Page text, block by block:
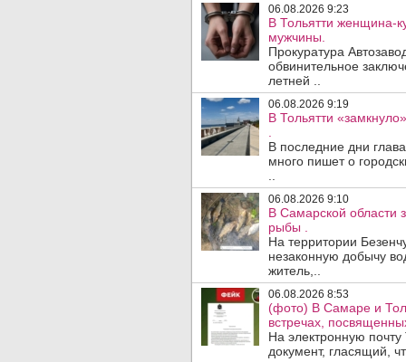
06.08.2026 9:23
В Тольятти женщина-
мужчины.
Прокуратура
обвинительное
летней ..
06.08.2026 9:19
В Тольятти
В последние дни
много пишет о
06.08.2026 9:10
В Самарской области
рыбы .
На территории
незаконную добычу
житель,..
06.08.2026 8:53
(фото) В Самаре и
встречах,
На электронную
документ, гласящий,